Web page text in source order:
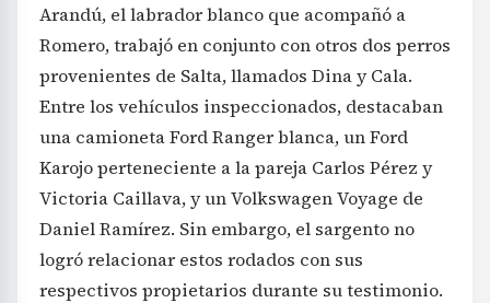
Arandú, el labrador blanco que acompañó a
Romero, trabajó en conjunto con otros dos perros
provenientes de Salta, llamados Dina y Cala.
Entre los vehículos inspeccionados, destacaban
una camioneta Ford Ranger blanca, un Ford
Karojo perteneciente a la pareja Carlos Pérez y
Victoria Caillava, y un Volkswagen Voyage de
Daniel Ramírez. Sin embargo, el sargento no
logró relacionar estos rodados con sus
respectivos propietarios durante su testimonio.